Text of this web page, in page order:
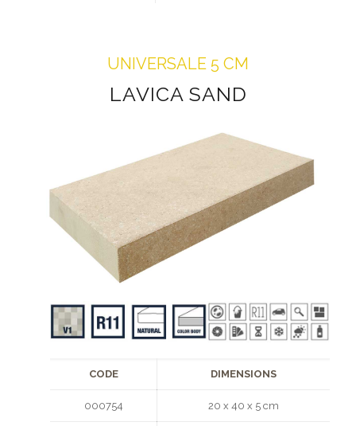
UNIVERSALE 5 CM
LAVICA SAND
CODE DIMENSIONS
000754 20 x 40 x 5 cm